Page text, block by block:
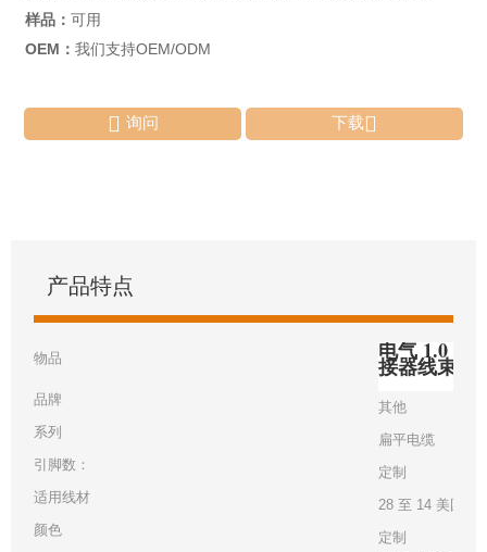
样品： 可用
OEM： 我们支持OEM/ODM
 询问 下载
产品特点
物品 电气 1.0 毫
接器线束
品牌
其他
系列
扁平电缆
引脚数：
定制
适用线材
28 至 14 美国线
颜色
定制